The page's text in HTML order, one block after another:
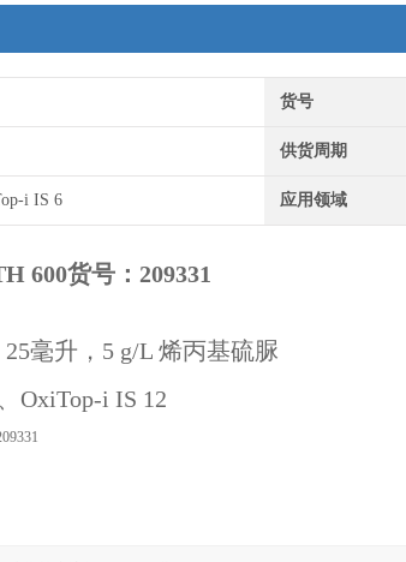
货号
供货周期
i IS 6 应用领域
600货号：209331
毫升，5 g/L 烯丙基硫脲
OxiTop-i IS 12